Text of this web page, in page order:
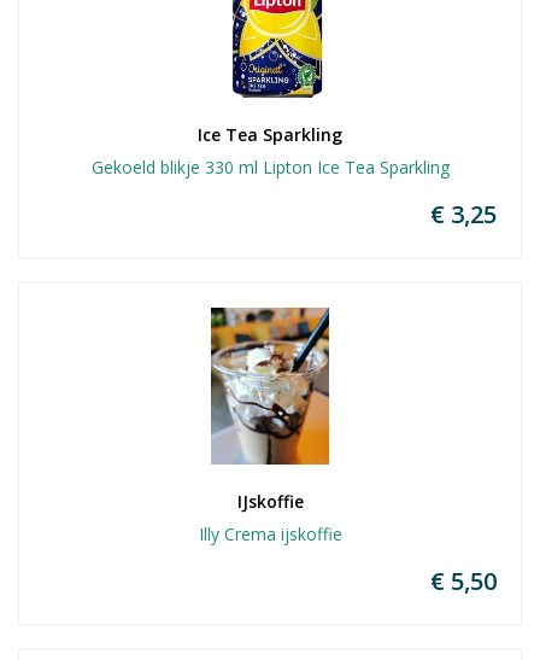
Ice Tea Sparkling
Gekoeld blikje 330 ml Lipton Ice Tea Sparkling
€ 3,25
IJskoffie
Illy Crema ijskoffie
€ 5,50